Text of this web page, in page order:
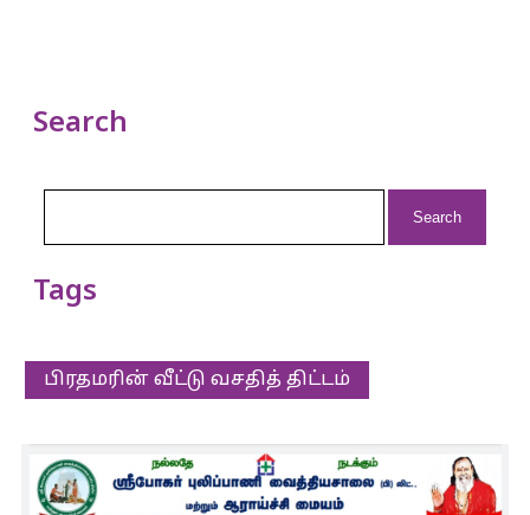
Search
Tags
பிரதமரின் வீட்டு வசதித் திட்டம்